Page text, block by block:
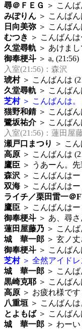
尋＠ＦＥＧ
＞ こん
みぽりん ＞ こんば
日向美弥 ＞ こんば
むつき ＞ こんばんは
久堂尋軌 ＞ あけま
御奉梗斗 ＞ a, (21:56)
入室(21:56)：森沢
琥村＞ こんばんは
久堂尋軌 ＞ こんば
芝村＞ こんばんは。
猫野和錆＞ こんばん
鷺坂祐介＞ こんばん
入室(21:56)：蓮田屋
瀬戸口まつり
＞ こ
高原 ＞ こんばんは
鷹臣 ＞ うあーん。
森沢 ＞ こんばんは
双海＞ こんばんはー
ライチ／栗田雷一＠
鷹臣 ＞ こんばんはー
御奉梗斗 ＞ あ、尋
蓮田屋藤乃 ＞ こん
城 華一郎 ＞ 玄ノ
御奉梗斗 ＞ こんば
芝村＞ 全然アイドレ
城 華一郎 ＞ こん
黒崎克耶 ＞ こんば
高原 ＞ お疲れ様です
八重垣 ＞ こんばんは
とよもば＞ こんばん
城 華一郎 ＞ わー